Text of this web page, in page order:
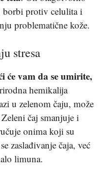
borbi protiv celulita i
problematične kože.
stresa
će vam da se umirite,
hemikalija
u zelenom čaju, može
čaj smanjuje i
onima koji su
zaslađivanje čaja, već
limuna.